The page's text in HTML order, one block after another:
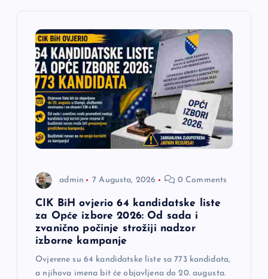
admin 7 Augusta, 2026 0 Comments
CIK BiH ovjerio 64 kandidatske liste
za Opće izbore 2026: Od sada i
zvanično počinje strožiji nadzor
izborne kampanje
Ovjerene su 64 kandidatske liste sa 773 kandidata,
a njihova imena bit će objavljena do 20. augusta.